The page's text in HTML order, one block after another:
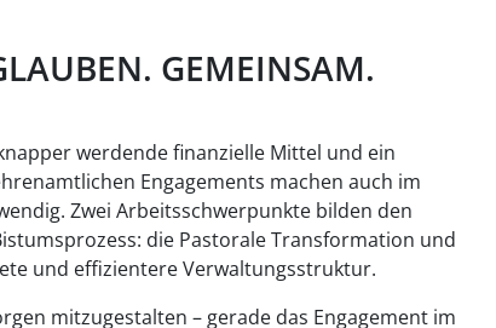
GEMEINSAM.
werdende finanzielle Mittel und ein
Engagements machen auch im
Zwei Arbeitsschwerpunkte bilden den
die Pastorale Transformation und
und effizientere Verwaltungsstruktur.
mitzugestalten – gerade das Engagement im